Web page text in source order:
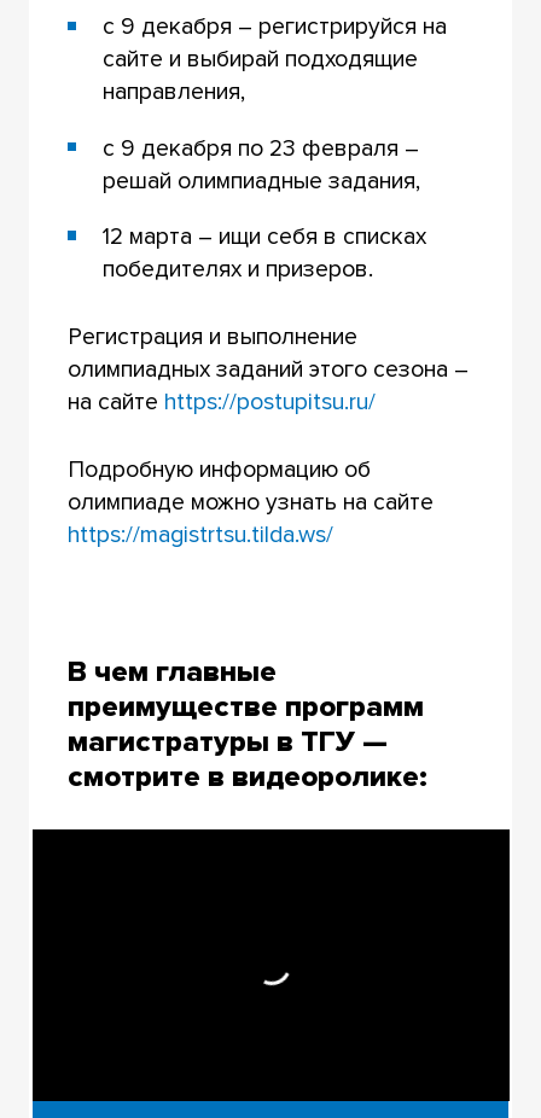
с 9 декабря – регистрируйся на
сайте и выбирай подходящие
направления,
с 9 декабря по 23 февраля –
решай олимпиадные задания,
12 марта – ищи себя в списках
победителях и призеров.
Регистрация и выполнение
олимпиадных заданий этого сезона –
на сайте https://postupitsu.ru/
Подробную информацию об
олимпиаде можно узнать на сайте
https://magistrtsu.tilda.ws/
В чем главные
преимуществе программ
магистратуры в ТГУ —
смотрите в видеоролике: